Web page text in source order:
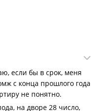
квартир в ЖК
«Академгородок» ответит в
и ущерб поставщику
если бы в срок, меня
с конца прошлого года
не понятно.
на дворе 28 число,